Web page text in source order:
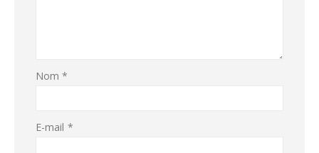
Nom*
E-mail *